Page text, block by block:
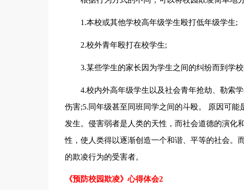
1.本校或其他学校高年级学生殴打低年级学生;
2.校外青年殴打在校学生;
3.某些学生的家长因为学生之间的纠纷而到学校
4.校内外高年级学生以及社会青年抢劫、勒索学
伤害;5.同年级甚至同班同学之间的斗殴。 原因可
发生。侵害弱者是人类的天性，而社会道德的演化
性，使人类得以逐渐创造一个和谐、平等的社会。
的欺凌行为的受害者。
《预防校园欺凌》心得体会2